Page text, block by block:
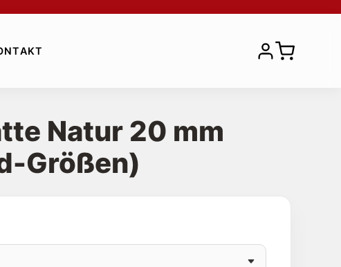
Natur 20 mm
Größen)